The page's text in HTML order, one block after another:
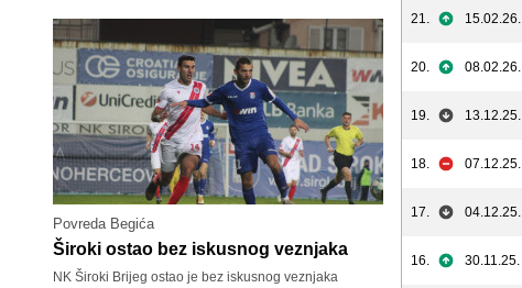
Povreda Begića
Široki ostao bez iskusnog veznjaka
NK Široki Brijeg ostao je bez iskusnog veznjaka
21. 15.02.26.
20. 08.02.26.
19. 13.12.25.
18. 07.12.25.
17. 04.12.25.
16. 30.11.25.